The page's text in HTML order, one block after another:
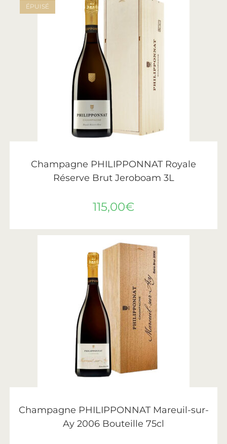
ÉPUISÉ
Champagne PHILIPPONNAT Royale
Réserve Brut Jeroboam 3L
115,00€
Champagne PHILIPPONNAT Mareuil-sur-
Ay 2006 Bouteille 75cl